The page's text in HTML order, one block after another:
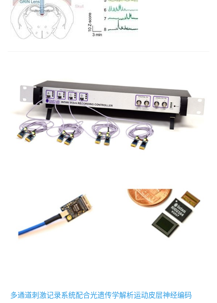
多通道刺激记录系统配合光遗传学解析运动皮层神经编码